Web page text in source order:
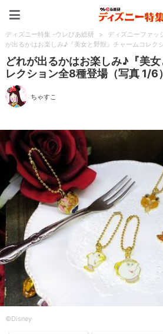
ディズニー特集 -ウレぴあ総研 > ディズニーファッ
が出るかはお楽しみ♪『美女と野獣』チャームコレク
どれが出るかはお楽しみ♪『美
レクション全8種登場（写真 1/6）
ちゃすこ
©Disney